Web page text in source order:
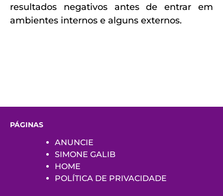
resultados negativos antes de entrar em
ambientes internos e alguns externos.
PÁGINAS
ANUNCIE
SIMONE GALIB
HOME
POLÍTICA DE PRIVACIDADE